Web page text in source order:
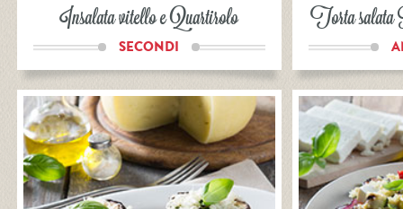
Insalata vitello e Quartirolo
SECONDI
Torta salata